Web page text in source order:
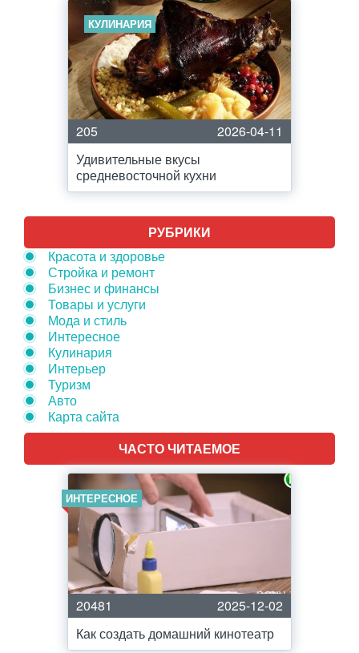
КУЛИНАРИЯ
205
2026-04-11
Удивительные вкусы
средневосточной кухни
РУБРИКИ
Красота и здоровье
Стройка и ремонт
Бизнес и финансы
Товары и услуги
Мода и стиль
Интересное
Кулинария
Интерьер
Туризм
Авто
Карта сайта
ЧАСТО ЧИТАЕМОЕ
ИНТЕРЕСНОЕ
20481
2025-12-02
Как создать домашний кинотеатр